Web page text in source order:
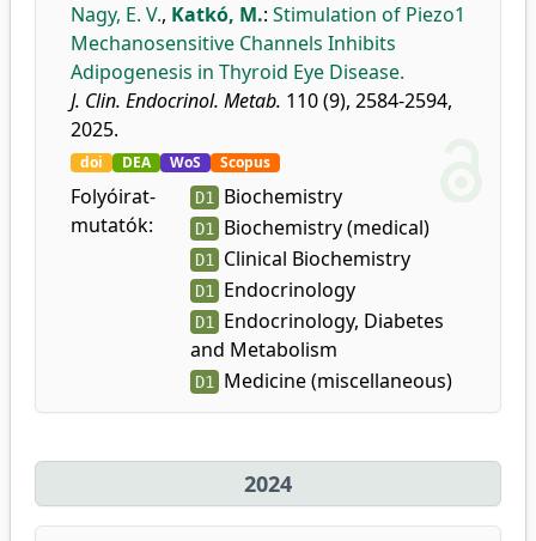
Nagy, E. V., Katkó, M.: Stimulation of Piezo1
Mechanosensitive Channels Inhibits
Adipogenesis in Thyroid Eye Disease.
J. Clin. Endocrinol. Metab. 110 (9), 2584-2594,
2025.
doi DEA WoS Scopus
Folyóirat-
mutatók:
D1 Biochemistry
D1 Biochemistry (medical)
D1 Clinical Biochemistry
D1 Endocrinology
D1
Endocrinology, Diabetes
and Metabolism
D1 Medicine (miscellaneous)
2024